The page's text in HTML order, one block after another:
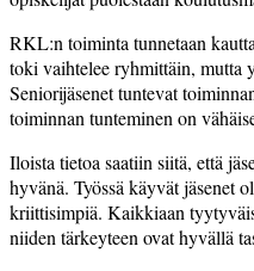
RKL:n toiminta tunnetaan
toki vaihtelee ryhmittäin, mutta
Seniorijäsenet tuntevat
toiminnan tunteminen on
Iloista tietoa saatiin siitä, että
hyvänä. Työssä käyvät jäsenet
kriittisimpiä. Kaikkiaan
niiden tärkeyteen ovat hyvällä